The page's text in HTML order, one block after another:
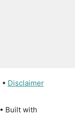
• Disclaimer
• Built with